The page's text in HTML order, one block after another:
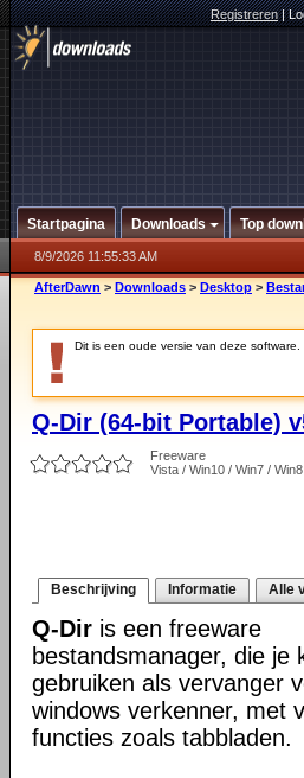
Registreren|
Startpagina Downloads Top
8/9/2026 11:55:33 AM
AfterDawn > Downloads > Desktop >
Dit is een oude versie van deze
Q-Dir (64-bit Portable)
Freeware
Vista / Win10 / Win7 /
Beschrijving Informatie Alle
Q-Dir is een freeware
bestandsmanager, die je
gebruiken als vervanger
windows verkenner, met
functies zoals tabbladen.